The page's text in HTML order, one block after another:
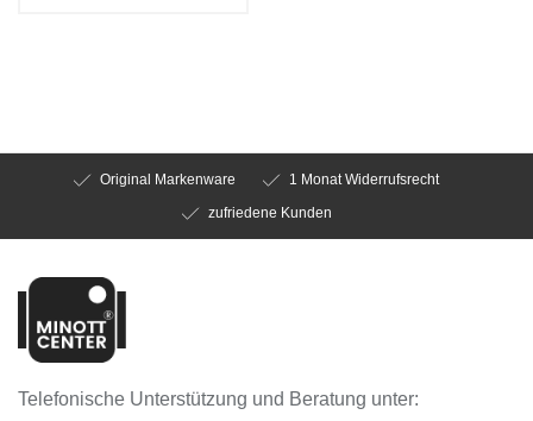
Original Markenware
1 Monat Widerrufsrecht
zufriedene Kunden
Telefonische Unterstützung und Beratung unter: